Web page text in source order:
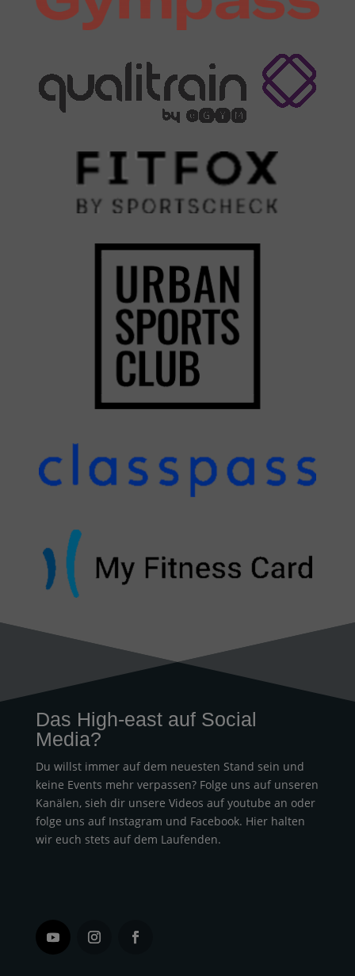
Das High-east auf Social
Media?
Du willst immer auf dem neuesten Stand sein und
keine Events mehr verpassen? Folge uns auf unseren
Kanälen, sieh dir unsere Videos auf youtube an oder
folge uns auf Instagram und Facebook. Hier halten
wir euch stets auf dem Laufenden.